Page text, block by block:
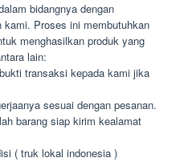
bidangnya dengan
kami. Proses ini membutuhkan
menghasilkan produk yang
lain:
transaksi kepada kami jika
sesuai dengan pesanan.
barang siap kirim kealamat
( truk lokal indonesia )